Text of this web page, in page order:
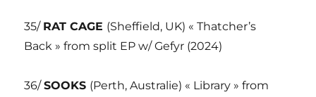
35/ RAT CAGE (Sheffield, UK) « Thatcher’s
Back » from split EP w/ Gefyr (2024)
36/SOOKS (Perth, Australie) « Library » from